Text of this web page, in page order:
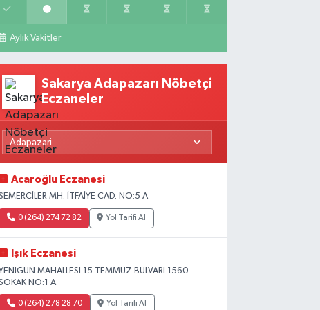
Aylık Vakitler
Sakarya Adapazarı Nöbetçi
Eczaneler
Acaroğlu Eczanesi
MH. İTFAİYE CAD. NO:5 A
0 (264) 274 72 82 Yol Tarifi Al
Işık Eczanesi
MAHALLESİ 15 TEMMUZ BULVARI 1560
NO:1 A
0 (264) 278 28 70 Yol Tarifi Al